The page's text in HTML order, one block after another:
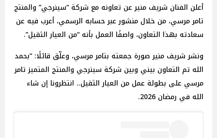
أعلن الفنان شريف منير عن تعاونه مع شركة “سينرجي” والمنتج
تامر مرسي، من خلال منشور عبر حسابه الرسمي، أعرب فيه عن
سعادته بهذا التعاون، واصفًا العمل بأنه “من العيار الثقيل”.
ونشر شريف منير صورة جمعته بتامر مرسي، وعلّق قائلًا: “بحمد
الله تم التعاون بيني وبين شركة سينرجي والمنتج المتميز تامر
مرسي على بطولة عمل من العيار الثقيل.. انتظرونا إن شاء
الله في رمضان 2026.